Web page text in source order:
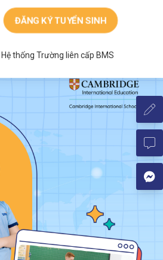
ĐĂNG KÝ TUYỂN SINH
Hệ thống Trường liên cấp BMS